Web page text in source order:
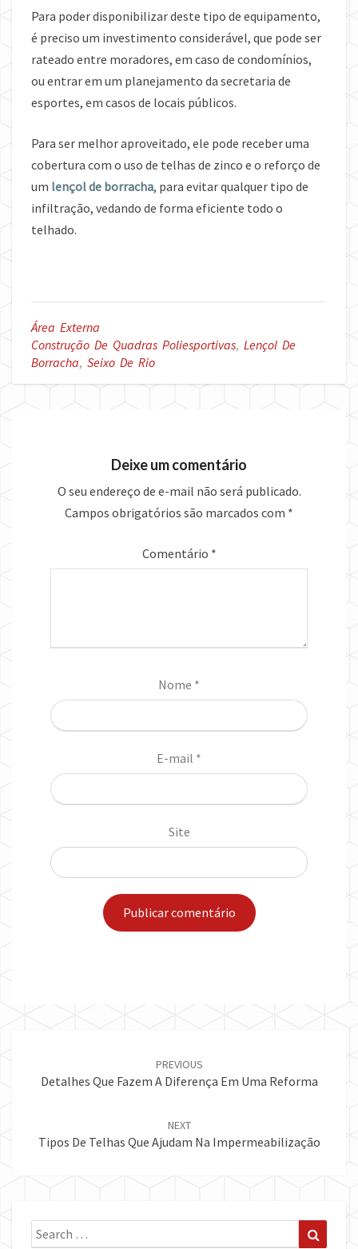
Para poder disponibilizar deste tipo de equipamento,
é preciso um investimento considerável, que pode ser
rateado entre moradores, em caso de condomínios,
ou entrar em um planejamento da secretaria de
esportes, em casos de locais públicos.
Para ser melhor aproveitado, ele pode receber uma
cobertura com o uso de telhas de zinco e o reforço de
um lençol de borracha, para evitar qualquer tipo de
infiltração, vedando de forma eficiente todo o
telhado.
Área Externa
Construção De Quadras Poliesportivas, Lençol De
Borracha, Seixo De Rio
Deixe um comentário
O seu endereço de e-mail não será publicado.
Campos obrigatórios são marcados com *
Comentário *
Nome *
E-mail *
Site
PREVIOUS
Detalhes Que Fazem A Diferença Em Uma Reforma
NEXT
Tipos De Telhas Que Ajudam Na Impermeabilização
Search